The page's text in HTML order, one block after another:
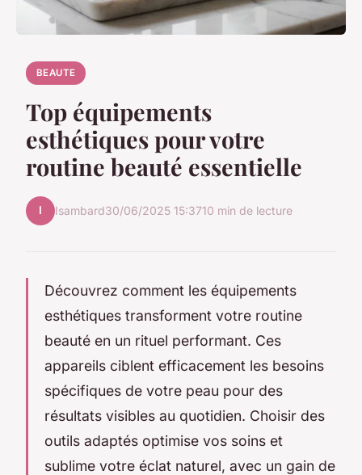
BEAUTE
Top équipements
esthétiques pour votre
routine beauté essentielle
I Isambard30/06/2025 15:3710 min de lecture
Découvrez comment les équipements
esthétiques transforment votre routine
beauté en un rituel performant. Ces
appareils ciblent efficacement les besoins
spécifiques de votre peau pour des
résultats visibles au quotidien. Choisir des
outils adaptés optimise vos soins et
sublime votre éclat naturel, avec un gain de